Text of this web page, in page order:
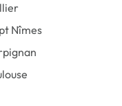
Nîmes